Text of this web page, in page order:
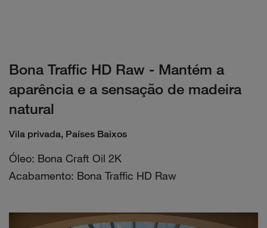
Bona Traffic HD Raw - Mantém a
aparência e a sensação de madeira
natural
Vila privada, Países Baixos
Óleo: Bona Craft Oil 2K
Acabamento: Bona Traffic HD Raw